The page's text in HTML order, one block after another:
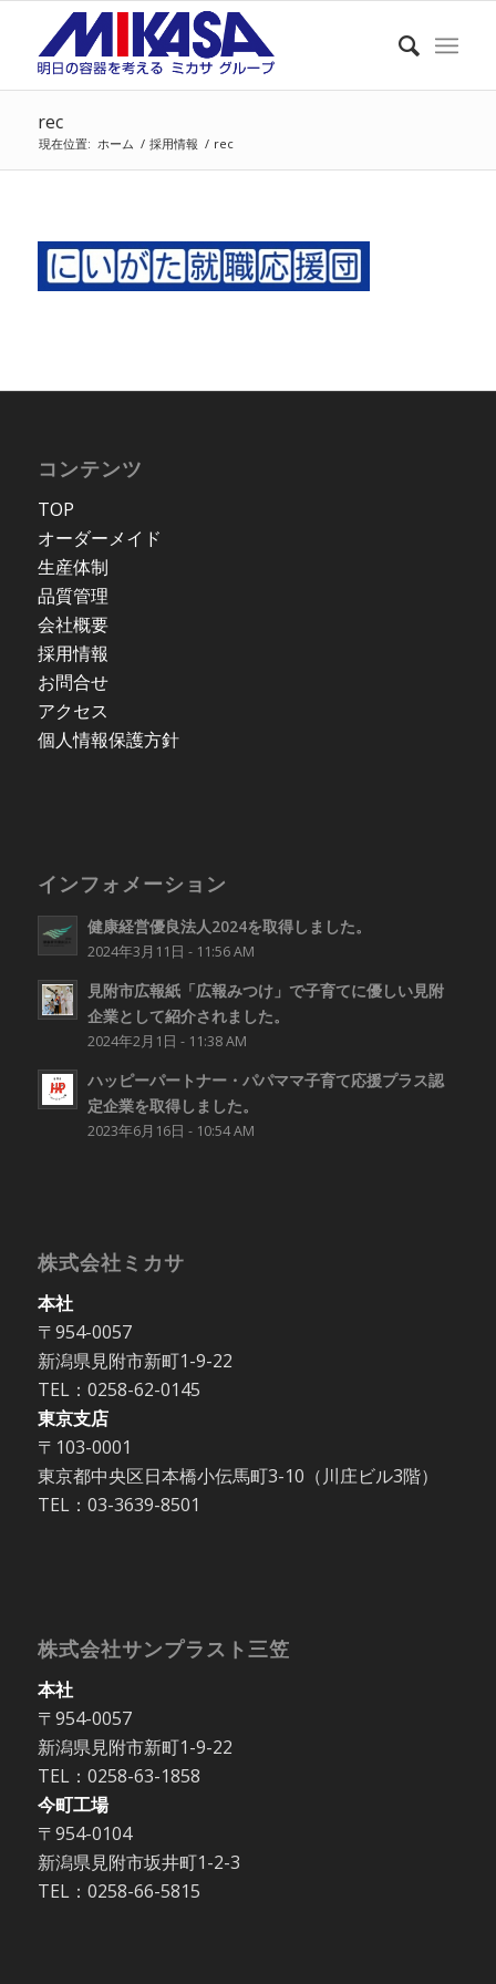
rec
現在位置: ホーム / 採用情報 / rec
コンテンツ
TOP
オーダーメイド
生産体制
品質管理
会社概要
採用情報
お問合せ
アクセス
個人情報保護方針
インフォメーション
健康経営優良法人2024を取得しました。
2024年3月11日 - 11:56 AM
見附市広報紙「広報みつけ」で子育てに優しい見附
企業として紹介されました。
2024年2月1日 - 11:38 AM
ハッピーパートナー・パパママ子育て応援プラス認
定企業を取得しました。
2023年6月16日 - 10:54 AM
株式会社ミカサ
本社
〒954-0057
新潟県見附市新町1-9-22
TEL：0258-62-0145
東京支店
〒103-0001
東京都中央区日本橋小伝馬町3-10（川庄ビル3階）
TEL：03-3639-8501
株式会社サンプラスト三笠
本社
〒954-0057
新潟県見附市新町1-9-22
TEL：0258-63-1858
今町工場
〒954-0104
新潟県見附市坂井町1-2-3
TEL：0258-66-5815